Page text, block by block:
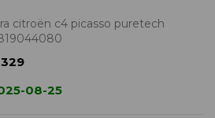
citroën c4 picasso puretech
08-25